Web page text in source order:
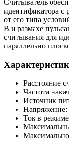
Считыватель
идентификатора с
от его типа
В и размахе
считывания для
параллельно
Расстояние
Частота
Источник
Напряжение:
Ток в